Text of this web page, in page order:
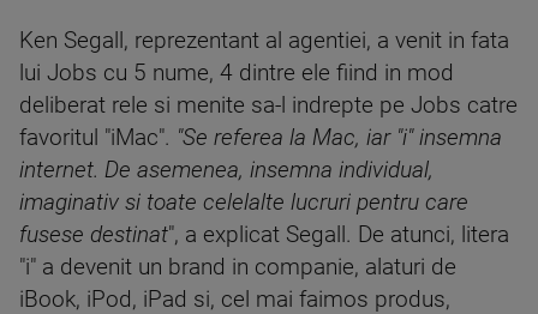
Ken Segall, reprezentant al agentiei, a venit in fata
lui Jobs cu 5 nume, 4 dintre ele fiind in mod
deliberat rele si menite sa-l indrepte pe Jobs catre
favoritul "iMac". "Se referea la Mac, iar "i" insemna
internet. De asemenea, insemna individual,
imaginativ si toate celelalte lucruri pentru care
fusese destinat", a explicat Segall. De atunci, litera
"i" a devenit un brand in companie, alaturi de
iBook, iPod, iPad si, cel mai faimos produs,